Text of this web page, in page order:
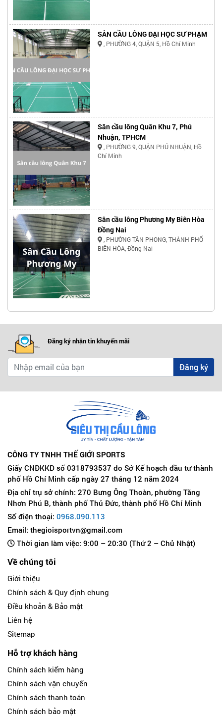
SÂN CẦU LÔNG ĐẠI HỌC SƯ PHẠM
, PHƯỜNG 4, QUẬN 5, Hồ Chí Minh
Sân cầu lông Quân Khu 7, Phú
Nhuận, TPHCM
, PHƯỜNG 9, QUẬN PHÚ NHUẬN, Hồ
Chí Minh
Sân cầu lông Phương My Biên Hòa
Đồng Nai
, PHƯỜNG TÂN PHONG, THÀNH PHỐ
BIÊN HÒA, Đồng Nai
Đăng ký nhận tin khuyến mãi
Đăng ký
CÔNG TY TNHH THẾ GIỚI SPORTS
Giấy CNĐKKD số 0318793537 do Sở Kế hoạch đầu tư thành
phố Hồ Chí Minh cấp ngày 27 tháng 12 năm 2024
Địa chỉ trụ sở chính: 270 Bưng Ông Thoàn, phường Tăng
Nhơn Phú B, thành phố Thủ Đức, thành phố Hồ Chí Minh
Số điện thoại: 0968.090.113
Email: thegioisportvn@gmail.com
Thời gian làm việc: 9:00 – 20:30 (Thứ 2 – Chủ Nhật)
Về chúng tôi
Giới thiệu
Chính sách & Quy định chung
Điều khoản & Bảo mật
Liên hệ
Sitemap
Hỗ trợ khách hàng
Chính sách kiểm hàng
Chính sách vận chuyển
Chính sách thanh toán
Chính sách bảo mật